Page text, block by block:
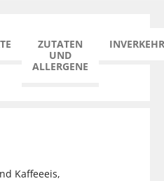
ZUTATEN
UND
ALLERGENE
Kaffeeeis,